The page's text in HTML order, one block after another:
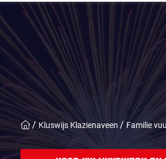
Kluswijs Klazienaveen Familie